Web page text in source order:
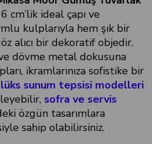
cm’lik ideal çapı ve
kulplarıyla hem şık bir
alıcı bir dekoratif objedir.
dövme metal dokusuna
ikramlarınıza sofistike bir
lüks sunum tepsisi modelleri
sofra ve servis
özgün tasarımlara
sahip olabilirsiniz.